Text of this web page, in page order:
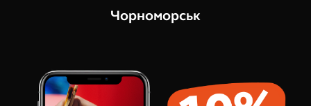
Чорноморськ